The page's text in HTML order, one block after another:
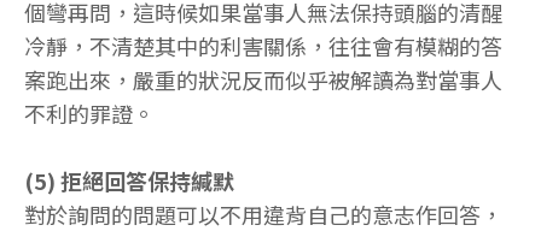
個彎再問，這時候如果當事人無法保持頭腦的清醒
冷靜，不清楚其中的利害關係，往往會有模糊的答
案跑出來，嚴重的狀況反而似乎被解讀為對當事人
不利的罪證。
(5) 拒絕回答保持緘默
對於詢問的問題可以不用違背自己的意志作回答，